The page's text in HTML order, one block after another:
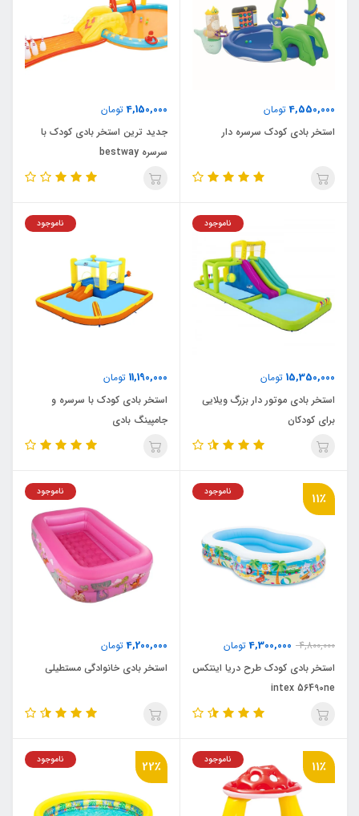
4,550,000تومان
استخر بادی کودک سرسره دار
4,150,000تومان
جدید ترین استخر بادی کودک با
سرسره bestway
15,350,000 تومان
ناموجود
استخر بادی موتور دار بزرگ ویلایی
برای کودکان
11,190,000 تومان
ناموجود
استخر بادی کودک با سرسره و
جامپینگ بادی
11٪
4,800,000
4,300,000تومان
ناموجود
استخر بادی کودک طرح دریا اینتکس
intex 56490ne
4,200,000تومان
ناموجود
استخر بادی خانوادگی مستطیلی
11٪ ناموجود 22٪ ناموجود